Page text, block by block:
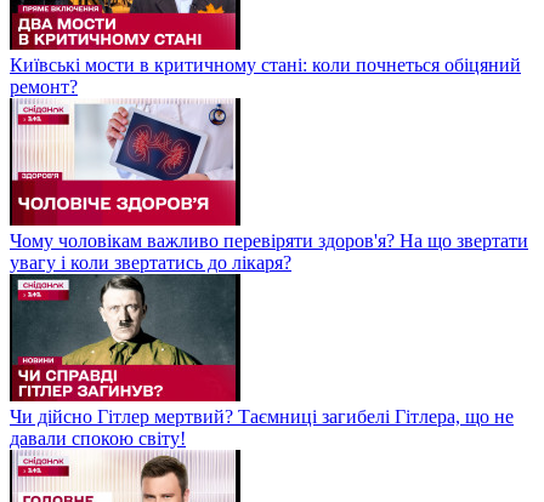
Київські мости в критичному стані: коли почнеться обіцяний
ремонт?
Чому чоловікам важливо перевіряти здоров'я? На що звертати
увагу і коли звертатись до лікаря?
Чи дійсно Гітлер мертвий? Таємниці загибелі Гітлера, що не
давали спокою світу!